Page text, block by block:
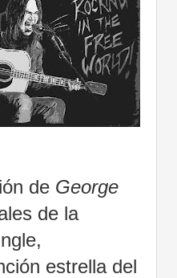
de George
de la
estrella del